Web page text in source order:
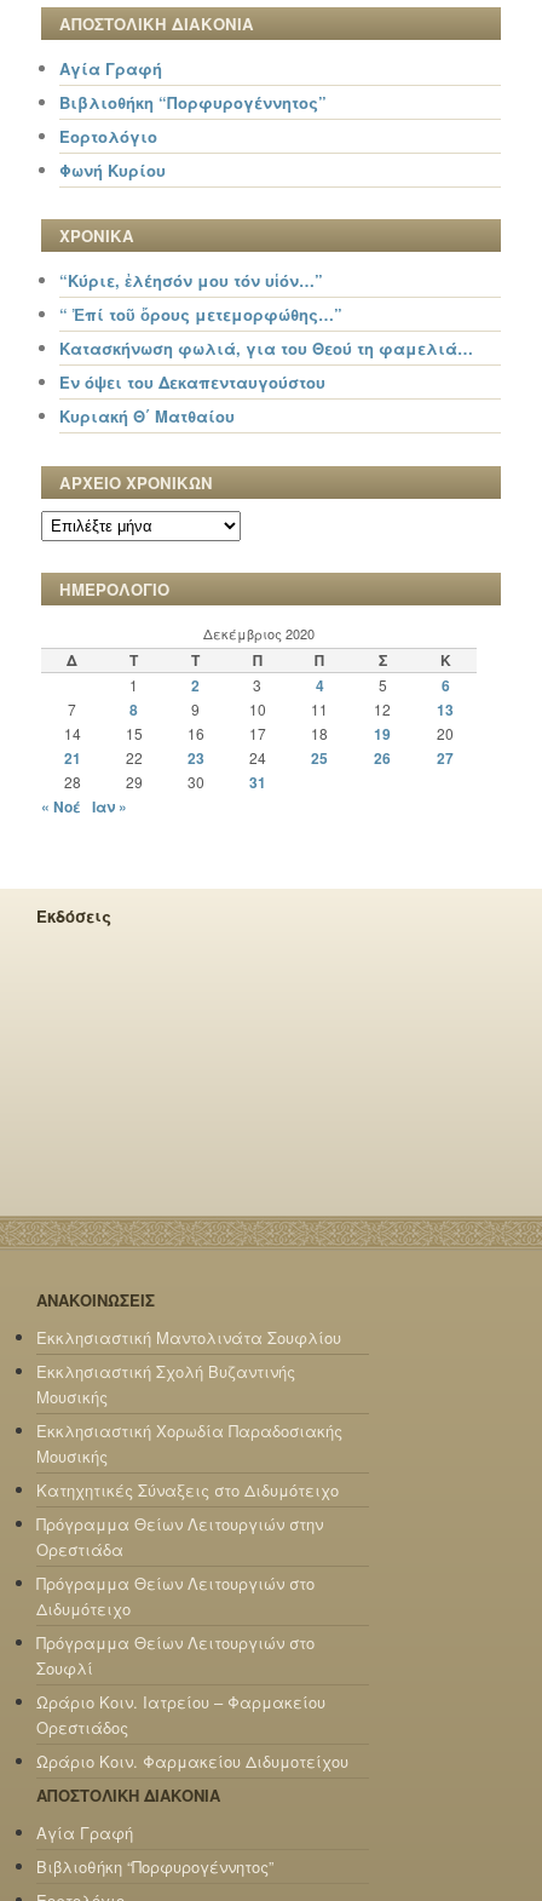
ΑΠΟΣΤΟΛΙΚΗ ΔΙΑΚΟΝΙΑ
Αγία Γραφή
Βιβλιοθήκη “Πορφυρογέννητος”
Εορτολόγιο
Φωνή Κυρίου
ΧΡΟΝΙΚΑ
“Κύριε, ἐλέησόν μου τόν υἱόν…”
“ Ἐπί τοῦ ὄρους μετεμορφώθης…”
Κατασκήνωση φωλιά, για του Θεού τη φαμελιά…
Εν όψει του Δεκαπενταυγούστου
Κυριακή Θ΄ Ματθαίου
ΑΡΧΕΙΟ ΧΡΟΝΙΚΩΝ
ΑΡΧΕΙΟ
ΧΡΟΝΙΚΩΝ
ΗΜΕΡΟΛΟΓΙΟ
Δεκέμβριος 2020
Δ Τ Τ Π Π Σ Κ
1 2 3 4 5 6
7 8 9 10 11 12 13
14 15 16 17 18 19 20
21 22 23 24 25 26 27
28 29 30
31
« Νοέ Ιαν »
Εκδόσεις
ΑΝΑΚΟΙΝΩΣΕΙΣ
Εκκλησιαστική Μαντολινάτα Σουφλίου
Εκκλησιαστική Σχολή Βυζαντινής
Μουσικής
Εκκλησιαστική Χορωδία Παραδοσιακής
Μουσικής
Κατηχητικές Σύναξεις στο Διδυμότειχο
Πρόγραμμα Θείων Λειτουργιών στην
Ορεστιάδα
Πρόγραμμα Θείων Λειτουργιών στο
Διδυμότειχο
Πρόγραμμα Θείων Λειτουργιών στο
Σουφλί
Ωράριο Κοιν. Ιατρείου – Φαρμακείου
Ορεστιάδος
Ωράριο Κοιν. Φαρμακείου Διδυμοτείχου
ΑΠΟΣΤΟΛΙΚΗ ΔΙΑΚΟΝΙΑ
Αγία Γραφή
Βιβλιοθήκη “Πορφυρογέννητος”